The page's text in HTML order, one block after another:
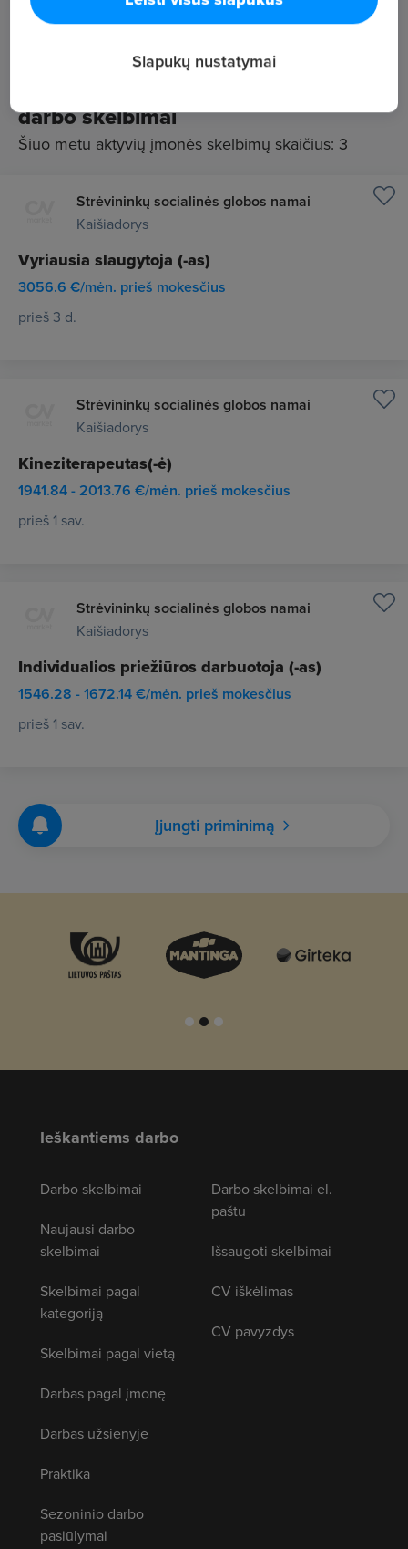
Vid. atlyginimas
darbo skelbimai
Šiuo metu aktyvių įmonės skelbimų skaičius: 3
Strėvininkų socialinės globos namai
Kaišiadorys
Vyriausia slaugytoja (-as)
3056.6 €/mėn. prieš mokesčius
prieš 3 d.
Strėvininkų socialinės globos namai
Kaišiadorys
Kineziterapeutas(-ė)
1941.84 - 2013.76 €/mėn. prieš mokesčius
prieš 1 sav.
Strėvininkų socialinės globos namai
Kaišiadorys
Individualios priežiūros darbuotoja (-as)
1546.28 - 1672.14 €/mėn. prieš mokesčius
prieš 1 sav.
Įjungti priminimą
Ieškantiems darbo
Darbo skelbimai
Naujausi darbo
skelbimai
Skelbimai pagal
kategoriją
Skelbimai pagal vietą
Darbas pagal įmonę
Darbas užsienyje
Praktika
Sezoninio darbo
pasiūlymai
Darbo skelbimai el.
paštu
Išsaugoti skelbimai
CV iškėlimas
CV pavyzdys
Slapukų nustatymai